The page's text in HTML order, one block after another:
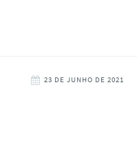
23 DE JUNHO DE 2021